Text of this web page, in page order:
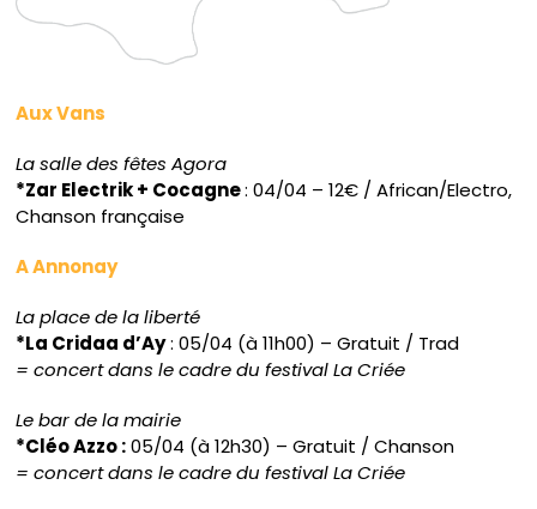
Aux Vans
La salle des fêtes Agora
*Zar Electrik + Cocagne: 04/04 – 12€ / African/Electro,
Chanson française
A Annonay
La place de la liberté
*La Cridaa d’Ay: 05/04 (à 11h00) – Gratuit / Trad
= concert dans le cadre du festival La Criée
Le bar de la mairie
*Cléo Azzo :05/04 (à 12h30) – Gratuit / Chanson
= concert dans le cadre du festival La Criée